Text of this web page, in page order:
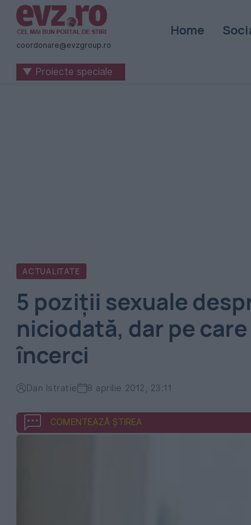
Știri
naționale
internaționale
coordonare@evzgroup.ro
Home
▼ Proiecte speciale
ACTUALITATE
5 poziţii sexuale
niciodată, dar pe
încerci
Dan Istratie 8 aprilie 2012, 23:11
COMENTEAZĂ ȘTIREA